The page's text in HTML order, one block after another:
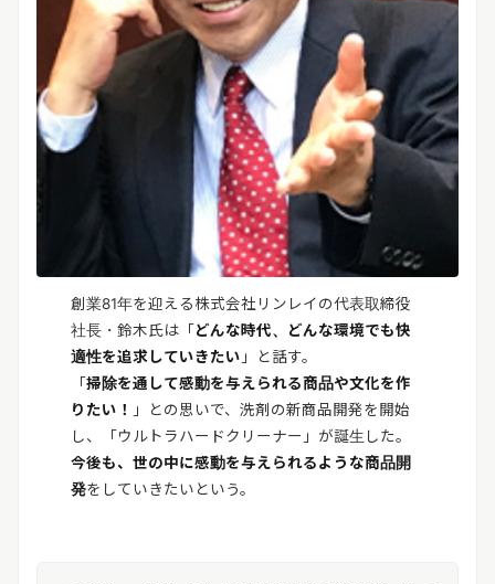
創業81年を迎える株式会社リンレイの代表取締役
社長・鈴木氏は「どんな時代、どんな環境でも快
適性を追求していきたい 」と話す。
「掃除を通して感動を与えられる商品や文化を作
りたい！
」との思いで、洗剤の新商品開発を開始
し、「ウルトラハードクリーナー」が誕生した。
今後も、世の中に感動を与えられるような商品開
発をしていきたいという。